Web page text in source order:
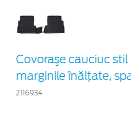
Covoraşe cauciuc stil
marginile înălțate,
2116934